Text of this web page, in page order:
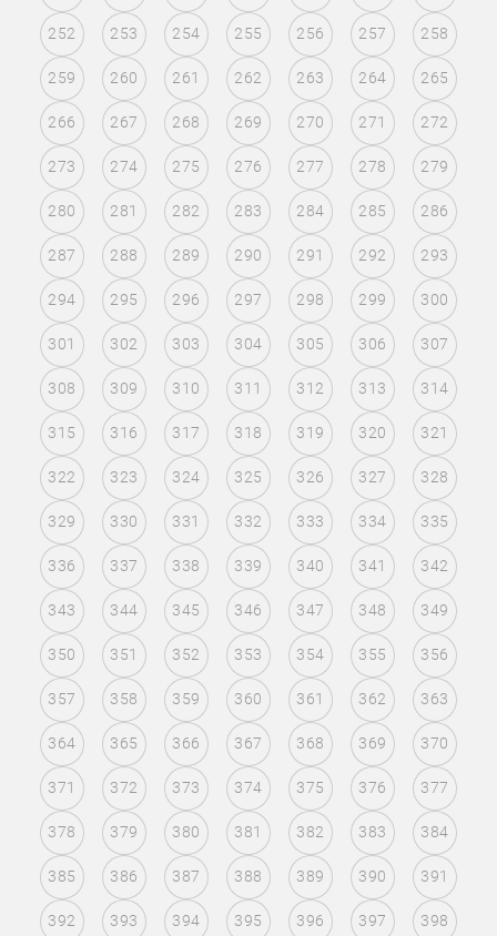
252 253 254 255 256 257 258
259 260 261 262 263 264 265
266 267 268 269 270 271 272
273 274 275 276 277 278 279
280 281 282 283 284 285 286
287 288 289 290 291 292 293
294 295 296 297 298 299 300
301 302 303 304 305 306 307
308 309 310 311 312 313 314
315 316 317 318 319 320 321
322 323 324 325 326 327 328
329 330 331 332 333 334 335
336 337 338 339 340 341 342
343 344 345 346 347 348 349
350 351 352 353 354 355 356
357 358 359 360 361 362 363
364 365 366 367 368 369 370
371 372 373 374 375 376 377
378 379 380 381 382 383 384
385 386 387 388 389 390 391
392 393 394 395 396 397 398